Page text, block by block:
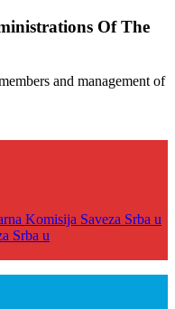
Of The
and management of
Komisija Saveza Srba u
Srba u